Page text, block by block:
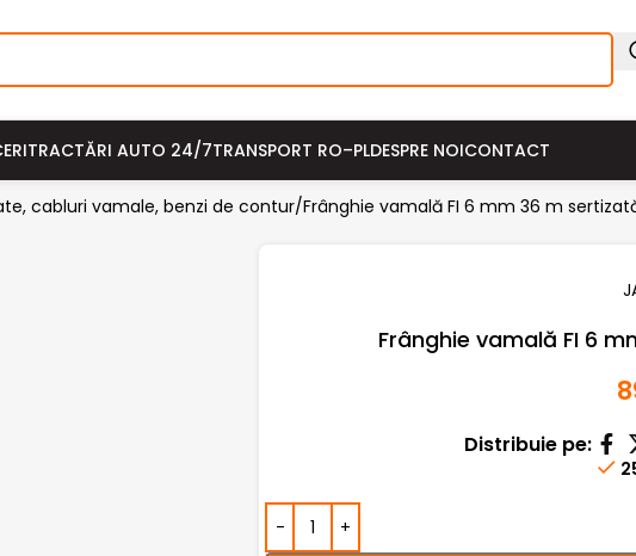
TRACTĂRI AUTO 24/7TRANSPORT RO–PLDESPRE NOICONTACT
cabluri vamale, benzi de contur Frânghie vamală FI 6 mm 36 m
Frânghie vamală FI 6
Distribuie pe: